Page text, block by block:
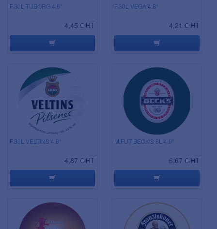
F.30L TUBORG 4,6°
4,45 € HT
F.30L VEGA 4.8°
4,21 € HT
F.30L VELTINS 4.8°
4,87 € HT
M.FUT BECK'S 6L 4.9°
6,67 € HT